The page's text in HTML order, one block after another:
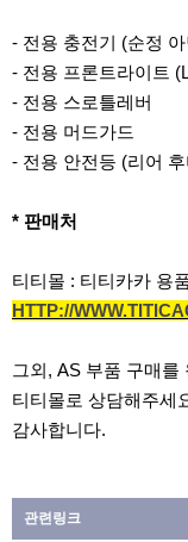
- 전용 충전기 (순정
- 전용 프론트라이트
- 전용 스로틀레버
- 전용 머드가드
- 전용 안전등 (리어
* 판매처
티티몰 : 티티카카 용
HTTP://
그외, AS 부품 구매를
티티몰로 상담해주세
감사합니다.
관련링크